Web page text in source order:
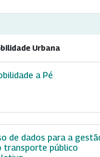
Urbana
a Pé
de dados para a
transporte público